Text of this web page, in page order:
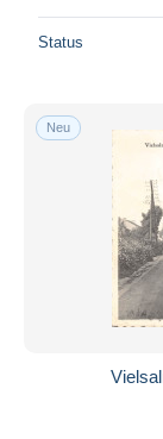
Status
Neu